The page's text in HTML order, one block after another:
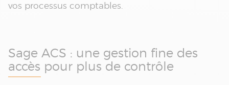
vos processus comptables.
Sage ACS : une gestion fine des
accès pour plus de contrôle